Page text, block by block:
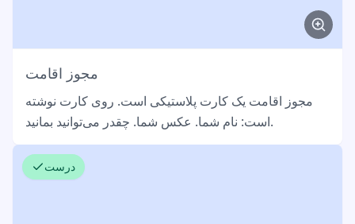
مجوز اقامت
مجوز اقامت یک کارت پلاستیکی است. روی کارت نوشته
است: نام شما. عکس شما. چقدر می‌توانید بمانید.
درست